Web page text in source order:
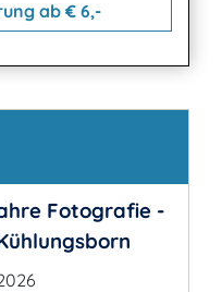
ab € 6,-
Fotografie -